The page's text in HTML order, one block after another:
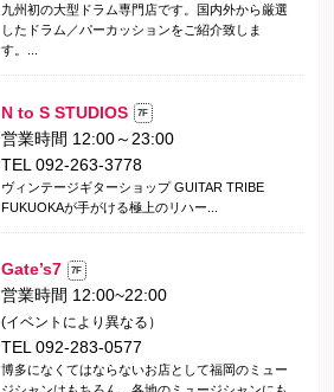
九州初の大型ドラム専門店です。国内外から厳選
したドラム／パーカッションをご紹介致しま
す。...
N to S STUDIOS 7F
営業時間 12:00～23:00
TEL 092-263-3778
ヴィンテージギターショップ GUITAR TRIBE
FUKUOKAが手がける極上のリハー...
Gate’s7 7F
営業時間 12:00~22:00
(イベントにより異なる）
TEL 092-283-0577
博多になくてはならないお店として福岡のミュー